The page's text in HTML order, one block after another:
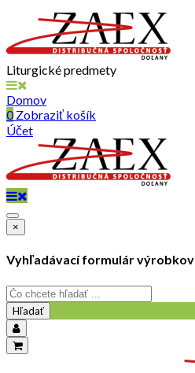
Liturgické predmety
Domov
0Zobraziť košík
Účet
×
Vyhľadávací formulár výrobkov
Hľadať